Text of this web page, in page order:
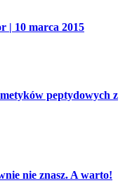
| 10 marca 2015
peptydowych z
nie znasz. A warto!